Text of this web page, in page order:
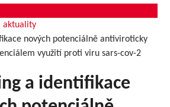
aktuality
nových potenciálně antiviroticky
využití proti viru sars-cov-2
a identifikace